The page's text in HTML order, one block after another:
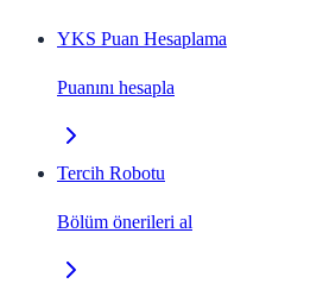
YKS Puan Hesaplama
Puanını hesapla
Tercih Robotu
Bölüm önerileri al